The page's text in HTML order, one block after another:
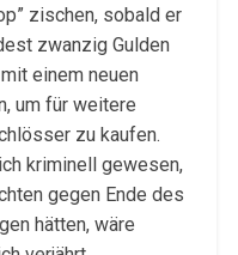
zischen, sobald er
zwanzig Gulden
einem neuen
um für weitere
zu kaufen.
kriminell gewesen,
gegen Ende des
hätten, wäre